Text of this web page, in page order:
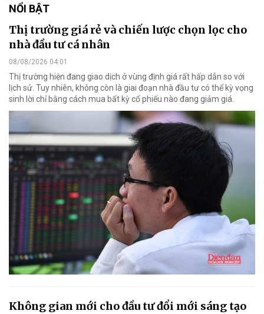
NỔI BẬT
Thị trường giá rẻ và chiến lược chọn lọc cho
nhà đầu tư cá nhân
08/08/2026 04:01
Thị trường hiện đang giao dịch ở vùng định giá rất hấp dẫn so với
lịch sử. Tuy nhiên, không còn là giai đoạn nhà đầu tư có thể kỳ vọng
sinh lời chỉ bằng cách mua bất kỳ cổ phiếu nào đang giảm giá.
Không gian mới cho đầu tư đổi mới sáng tạo